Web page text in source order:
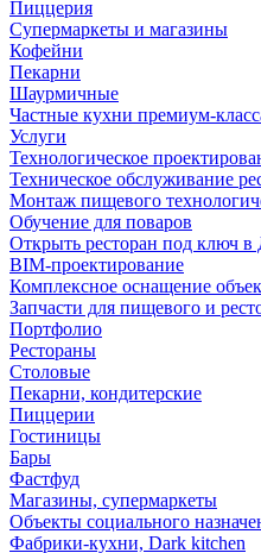
Пиццерия
Супермаркеты и магазины
Кофейни
Пекарни
Шаурмичные
Частные кухни премиум-
Услуги
Технологическое
Техническое обслуживание
Монтаж пищевого
Обучение для поваров
Открыть ресторан под ключ в
BIM-проектирование
Комплексное оснащение
Запчасти для пищевого и
Портфолио
Рестораны
Столовые
Пекарни, кондитерские
Пиццерии
Гостиницы
Бары
Фастфуд
Магазины, супермаркеты
Объекты социального
Фабрики-кухни, Dark kitchen